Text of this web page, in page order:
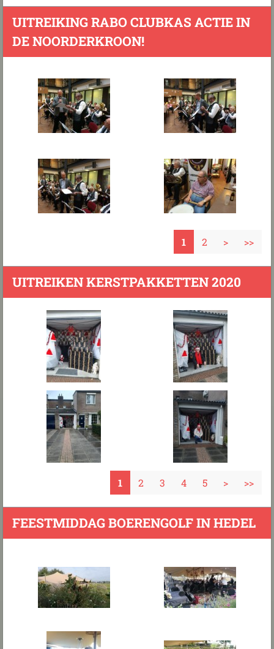
UITREIKING RABO CLUBKAS ACTIE IN
DE NOORDERKROON!
1 2 > >>
UITREIKEN KERSTPAKKETTEN 2020
1 2 3 4 5 > >>
FEESTMIDDAG BOERENGOLF IN HEDEL